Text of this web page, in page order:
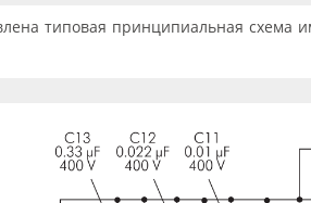
типовая принципиальная схема